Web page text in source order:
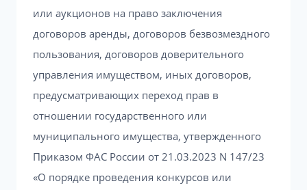
или аукционов на право заключения
договоров аренды, договоров безвозмездного
пользования, договоров доверительного
управления имуществом, иных договоров,
предусматривающих переход прав в
отношении государственного или
муниципального имущества, утвержденного
Приказом ФАС России от 21.03.2023 N 147/23
«О порядке проведения конкурсов или